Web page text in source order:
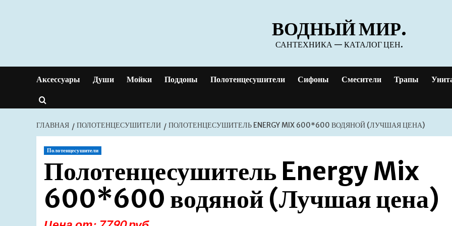
ВОДНЫЙ МИР.
САНТЕХНИКА — КАТАЛОГ ЦЕН.
Аксессуары Души Мойки Поддоны Полотенцесушители Сифоны Смесители Трапы
ГЛАВНАЯ ПОЛОТЕНЦЕСУШИТЕЛИ ПОЛОТЕНЦЕСУШИТЕЛЬ ENERGY MIX 600*600 ВОДЯНОЙ (ЛУЧШАЯ ЦЕНА)
Полотенцесушители
Полотенцесушитель Energy Mix
600*600 водяной (Лучшая цена)